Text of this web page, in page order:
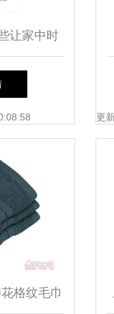
让家中时
百货
更
格纹毛巾